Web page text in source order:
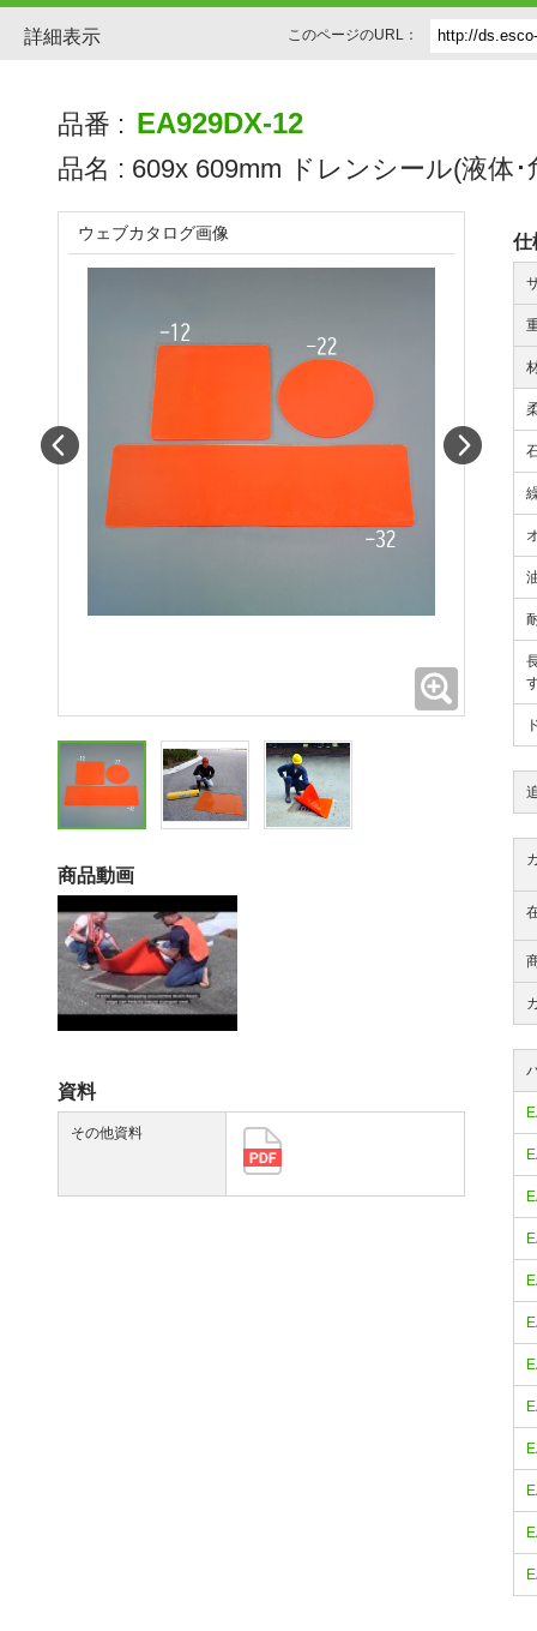
詳細表示 このページのURL：
品番 : EA929DX-12
品名 : 609x 609mm ドレンシール(液体･
仕
ウェブカタログ画像
商品動画
資料
その他資料